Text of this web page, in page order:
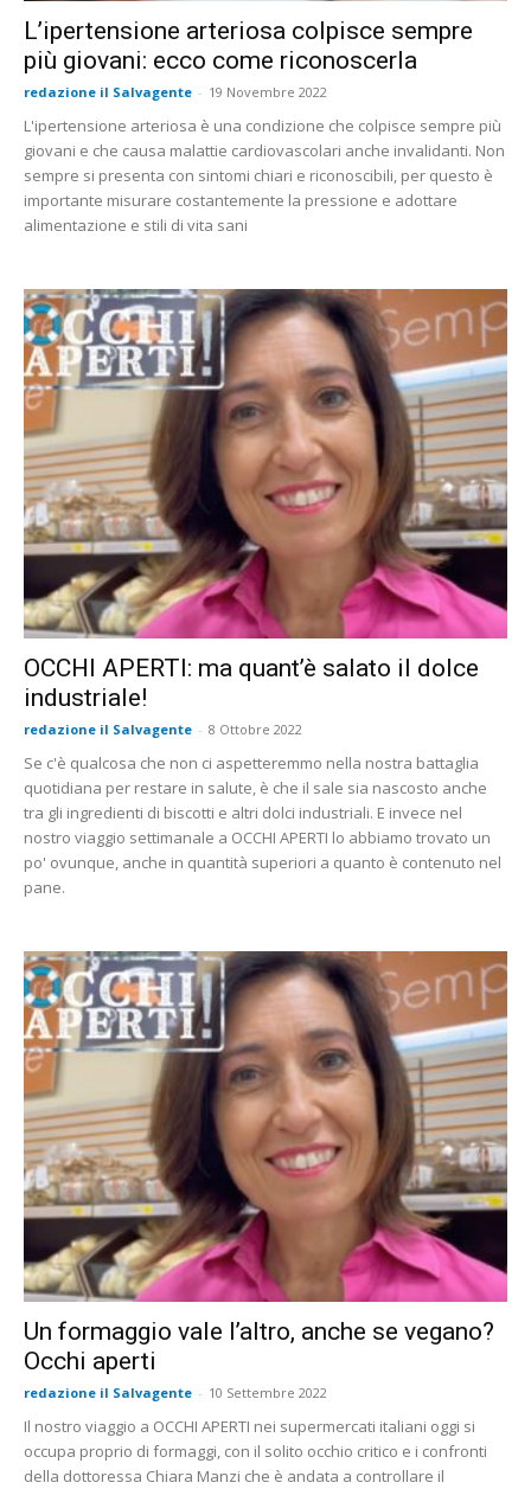
L’ipertensione arteriosa colpisce sempre
più giovani: ecco come riconoscerla
redazione il Salvagente - 19 Novembre 2022
L'ipertensione arteriosa è una condizione che colpisce sempre più
giovani e che causa malattie cardiovascolari anche invalidanti. Non
sempre si presenta con sintomi chiari e riconoscibili, per questo è
importante misurare costantemente la pressione e adottare
alimentazione e stili di vita sani
OCCHI APERTI: ma quant’è salato il dolce
industriale!
redazione il Salvagente - 8 Ottobre 2022
Se c'è qualcosa che non ci aspetteremmo nella nostra battaglia
quotidiana per restare in salute, è che il sale sia nascosto anche
tra gli ingredienti di biscotti e altri dolci industriali. E invece nel
nostro viaggio settimanale a OCCHI APERTI lo abbiamo trovato un
po' ovunque, anche in quantità superiori a quanto è contenuto nel
pane.
Un formaggio vale l’altro, anche se vegano?
Occhi aperti
redazione il Salvagente - 10 Settembre 2022
Il nostro viaggio a OCCHI APERTI nei supermercati italiani oggi si
occupa proprio di formaggi, con il solito occhio critico e i confronti
della dottoressa Chiara Manzi che è andata a controllare il